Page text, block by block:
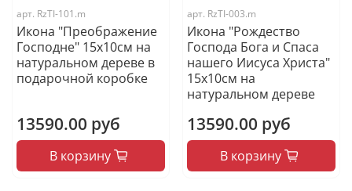
арт. RzTI-101.m
Икона "Преображение
Господне" 15х10см на
натуральном дереве в
подарочной коробке
13590.00 руб
В корзину
арт. RzTI-003.m
Икона "Рождество
Господа Бога и Спаса
нашего Иисуса Христа"
15х10см на
натуральном дереве
13590.00 руб
В корзину